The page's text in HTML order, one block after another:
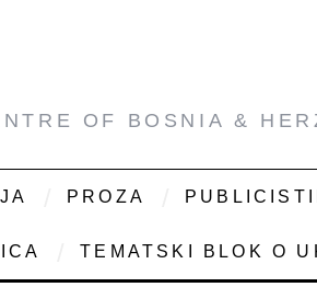
OF BOSNIA &
PROZA
TEMATSKI BLOK O